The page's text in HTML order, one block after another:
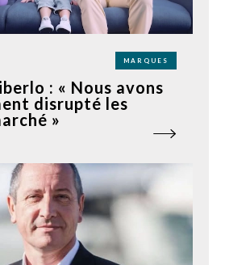
MARQUES
: « Nous avons
disrupté les
»